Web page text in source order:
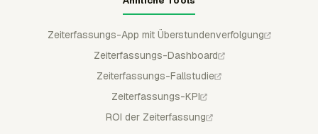
Zeiterfassungs-App mit Überstundenverfolgung
Zeiterfassungs-Dashboard
Zeiterfassungs-Fallstudie
Zeiterfassungs-KPI
ROI der Zeiterfassung